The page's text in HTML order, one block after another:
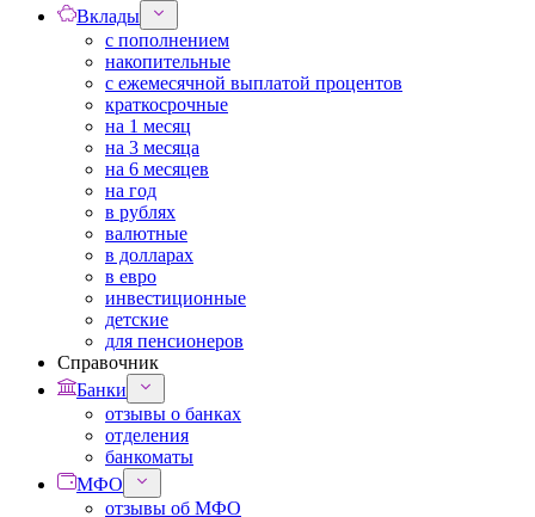
Вклады
с пополнением
накопительные
с ежемесячной выплатой процентов
краткосрочные
на 1 месяц
на 3 месяца
на 6 месяцев
на год
в рублях
валютные
в долларах
в евро
инвестиционные
детские
для пенсионеров
Справочник
Банки
отзывы о банках
отделения
банкоматы
МФО
отзывы об МФО